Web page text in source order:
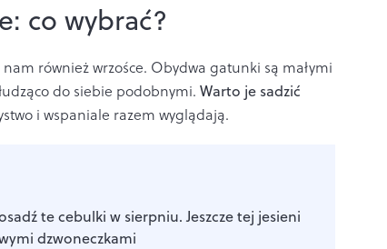
co wybrać?
również wrzośce. Obydwa gatunki są małymi
do siebie podobnymi. Warto je sadzić
i wspaniale razem wyglądają.
te cebulki w sierpniu. Jeszcze tej jesieni
dzwoneczkami